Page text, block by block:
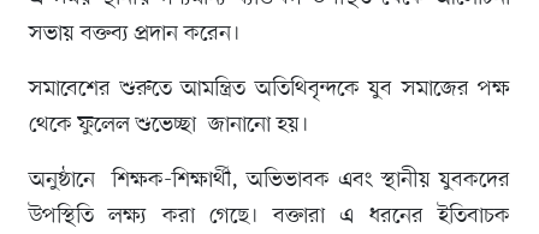
সভায় বক্তব্য প্রদান করেন।
​সমাবেশের শুরুতে আমন্ত্রিত অতিথিবৃন্দকে যুব সমাজের পক্ষ
থেকে ফুলেল শুভেচ্ছা জানানো হয়।
অনুষ্ঠানে শিক্ষক-শিক্ষার্থী, অভিভাবক এবং স্থানীয় যুবকদের
উপস্থিতি লক্ষ্য করা গেছে। বক্তারা এ ধরনের ইতিবাচক